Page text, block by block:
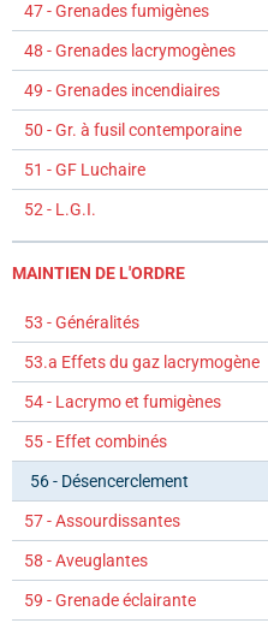
47 - Grenades fumigènes
48 - Grenades lacrymogènes
49 - Grenades incendiaires
50 - Gr. à fusil contemporaine
51 - GF Luchaire
52 - L.G.I.
MAINTIEN DE L'ORDRE
53 - Généralités
53.a Effets du gaz lacrymogène
54 - Lacrymo et fumigènes
55 - Effet combinés
56 - Désencerclement
57 - Assourdissantes
58 - Aveuglantes
59 - Grenade éclairante